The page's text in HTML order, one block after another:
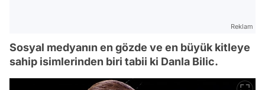
Reklam
Sosyal medyanın en gözde ve en büyük kitleye
sahip isimlerinden biri tabii ki Danla Bilic.